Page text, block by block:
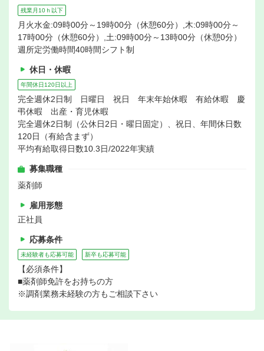
残業月10ｈ以下
月火水金:09時00分～19時00分（休憩60分）,木:09時00分～
17時00分（休憩60分）,土:09時00分～13時00分（休憩0分）
週所定労働時間40時間シフト制
休日・休暇
年間休日120日以上
完全週休2日制 日曜日 祝日 年末年始休暇 有給休暇 慶
弔休暇 出産・育児休暇
完全週休2日制（公休日2日・曜日固定）、祝日、年間休日数
120日（有給含まず）
平均有給取得日数10.3日/2022年実績
募集職種
薬剤師
雇用形態
正社員
応募条件
未経験者も応募可能 新卒も応募可能
【必須条件】
■薬剤師免許をお持ちの方
※調剤業務未経験の方もご相談下さい